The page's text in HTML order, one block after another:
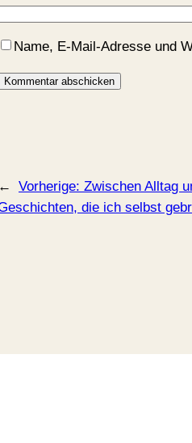
Name, E-Mail-Adresse und
← Vorherige: Zwischen Alltag
die ich selbst